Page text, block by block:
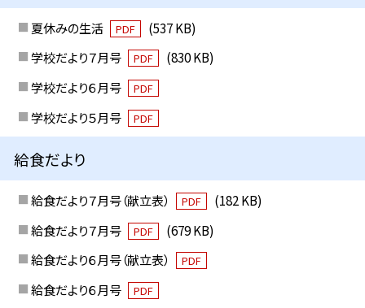
夏休みの生活 PDF
(537 KB)
学校だより７月号
PDF
(830 KB)
学校だより６月号
PDF
学校だより５月号 PDF
給食だより
給食だより７月号（献立表） PDF
(182 KB)
給食だより７月号
PDF
(679 KB)
給食だより６月号（献立表）
PDF
給食だより６月号 PDF